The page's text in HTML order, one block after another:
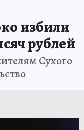
избили
рублей
Сухого